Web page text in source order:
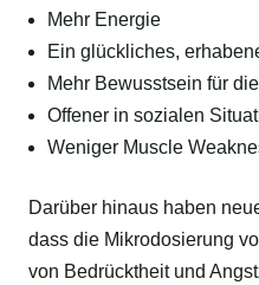
Mehr Energie
Ein glückliches,
Mehr Bewusstsein für
Offener in sozialen
Weniger Muscle
Darüber hinaus haben
dass die Mikrodosierung
von Bedrücktheit und